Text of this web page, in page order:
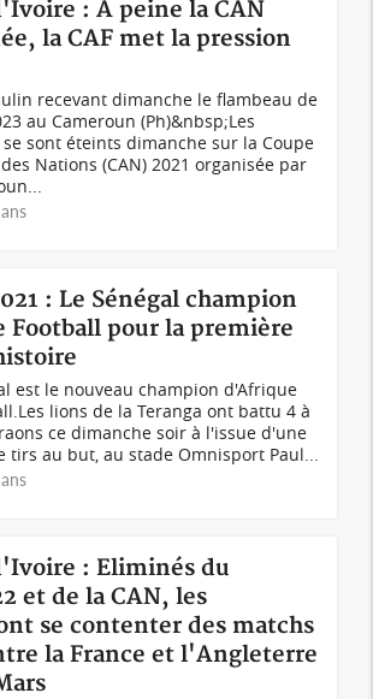
: A peine la CAN
la CAF met la pression
recevant dimanche le flambeau de
au Cameroun (Ph)&nbsp;Les
sont éteints dimanche sur la Coupe
Nations (CAN) 2021 organisée par
: Le Sénégal champion
Football pour la première
est le nouveau champion d'Afrique
lions de la Teranga ont battu 4 à
ce dimanche soir à l'issue d'une
tirs au but, au stade Omnisport Paul...
: Eliminés du
et de la CAN, les
se contenter des matchs
la France et l'Angleterre